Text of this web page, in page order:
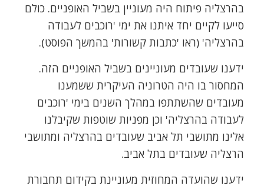
בהרצליה פיתוח היה מעוניין בשביל האופניים. כולם
סייעו לקיים יחד איתנו את ימי 'רוכבים לעבודה
בהרצליה' (ראו 'כתבות קשורות' בהמשך הפוסט).
ידענו שעובדים מעוניינים בשביל האופניים הזה.
המחסור בו היה הטרוניה העיקרית ששמענו
מעובדים שהשתתפו במהלך השנים בימי 'רוכבים
לעבודה בהרצליה' וכן מפניות שוטפות שקיבלנו
אלינו מתושבי תל אביב שעובדים בהרצליה ומתושבי
הרצליה שעובדים בתל אביב.
ידענו שהועדה המחוזית מעוניינת בקידום תחבורת